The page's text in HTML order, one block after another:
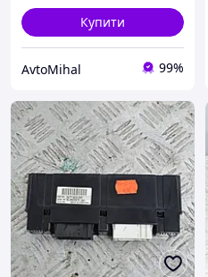
Купити
AvtoMihal 99%